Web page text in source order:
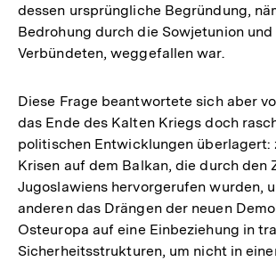
dessen ursprüngliche Begründung,
Bedrohung durch die Sowjetunion und
Verbündeten, weggefallen war.
Diese Frage beantwortete sich aber
das Ende des Kalten Kriegs doch
politischen Entwicklungen überlagert:
Krisen auf dem Balkan, die durch den
Jugoslawiens hervorgerufen wurden,
anderen das Drängen der neuen
Osteuropa auf eine Einbeziehung in
Sicherheitsstrukturen, um nicht in